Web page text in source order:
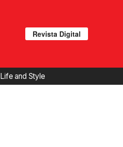
Revista Digital
Life and Style